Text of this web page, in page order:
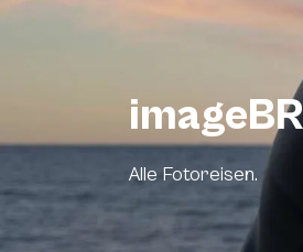
Alle Fotoreisen.